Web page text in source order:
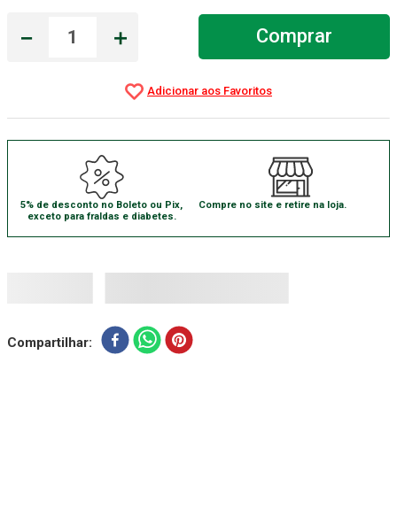
＋
－ Comprar
5% de desconto no Boleto ou Pix,
exceto para fraldas e diabetes.
Compre no site e retire na loja.
Compartilhar